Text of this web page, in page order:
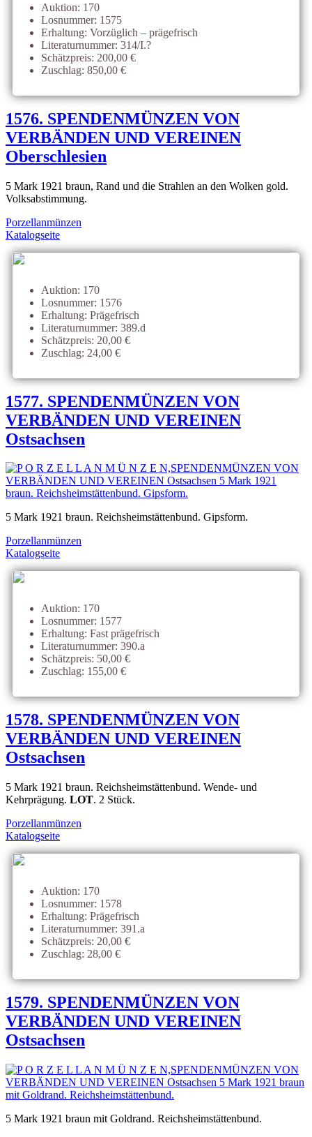
Auktion: 170
Losnummer: 1575
Erhaltung: Vorzüglich – prägefrisch
Literaturnummer: 314/I.?
Schätzpreis: 200,00 €
Zuschlag: 850,00 €
1576. SPENDENMÜNZEN VON
VERBÄNDEN UND VEREINEN
Oberschlesien
5 Mark 1921 braun, Rand und die Strahlen an den Wolken gold.
Volksabstimmung.
Porzellanmünzen
Katalogseite
Auktion: 170
Losnummer: 1576
Erhaltung: Prägefrisch
Literaturnummer: 389.d
Schätzpreis: 20,00 €
Zuschlag: 24,00 €
1577. SPENDENMÜNZEN VON
VERBÄNDEN UND VEREINEN
Ostsachsen
5 Mark 1921 braun. Reichsheimstättenbund. Gipsform.
Porzellanmünzen
Katalogseite
Auktion: 170
Losnummer: 1577
Erhaltung: Fast prägefrisch
Literaturnummer: 390.a
Schätzpreis: 50,00 €
Zuschlag: 155,00 €
1578. SPENDENMÜNZEN VON
VERBÄNDEN UND VEREINEN
Ostsachsen
5 Mark 1921 braun. Reichsheimstättenbund. Wende- und
Kehrprägung. LOT. 2 Stück.
Porzellanmünzen
Katalogseite
Auktion: 170
Losnummer: 1578
Erhaltung: Prägefrisch
Literaturnummer: 391.a
Schätzpreis: 20,00 €
Zuschlag: 28,00 €
1579. SPENDENMÜNZEN VON
VERBÄNDEN UND VEREINEN
Ostsachsen
5 Mark 1921 braun mit Goldrand. Reichsheimstättenbund.